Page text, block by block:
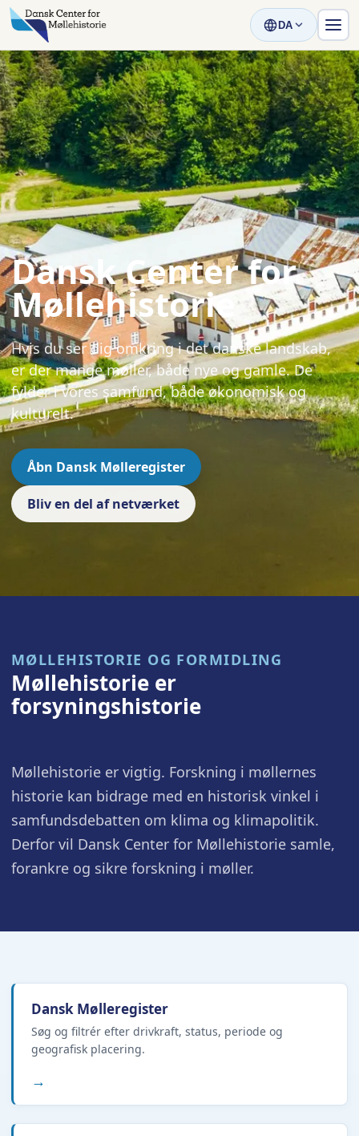
DA
Dansk Center for
Møllehistorie
Hvis du ser dig omkring i det danske landskab,
er der mange møller, både nye og gamle. De
fylder i vores samfund, både økonomisk og
kulturelt.
Åbn Dansk Mølleregister
Bliv en del af netværket
MØLLEHISTORIE OG FORMIDLING
Møllehistorie er
forsyningshistorie
Møllehistorie er vigtig. Forskning i møllernes
historie kan bidrage med en historisk vinkel i
samfundsdebatten om klima og klimapolitik.
Derfor vil Dansk Center for Møllehistorie samle,
forankre og sikre forskning i møller.
Dansk Mølleregister
Søg og filtrér efter drivkraft, status, periode og
geografisk placering.
→